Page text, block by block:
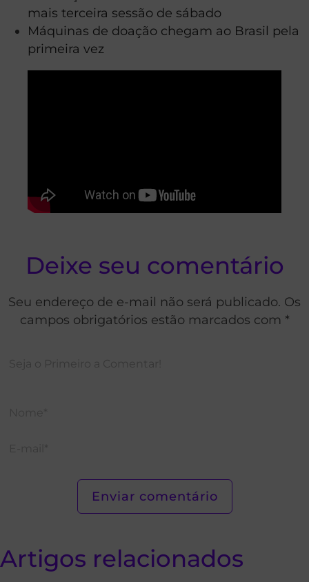
mais terceira sessão de sábado
Máquinas de doação chegam ao Brasil pela
primeira vez
Deixe seu comentário
Seu endereço de e-mail não será publicado. Os
campos obrigatórios estão marcados com *
Artigos relacionados